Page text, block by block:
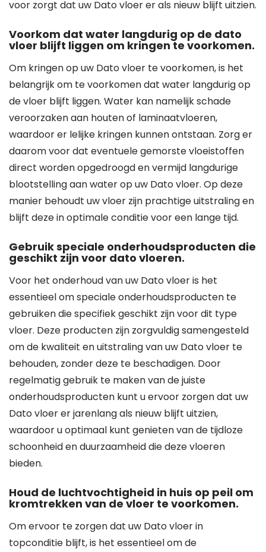
voor zorgt dat uw Dato vloer er als nieuw blijft uitzien.
Voorkom dat water langdurig op de dato
vloer blijft liggen om kringen te voorkomen.
Om kringen op uw Dato vloer te voorkomen, is het
belangrijk om te voorkomen dat water langdurig op
de vloer blijft liggen. Water kan namelijk schade
veroorzaken aan houten of laminaatvloeren,
waardoor er lelijke kringen kunnen ontstaan. Zorg er
daarom voor dat eventuele gemorste vloeistoffen
direct worden opgedroogd en vermijd langdurige
blootstelling aan water op uw Dato vloer. Op deze
manier behoudt uw vloer zijn prachtige uitstraling en
blijft deze in optimale conditie voor een lange tijd.
Gebruik speciale onderhoudsproducten die
geschikt zijn voor dato vloeren.
Voor het onderhoud van uw Dato vloer is het
essentieel om speciale onderhoudsproducten te
gebruiken die specifiek geschikt zijn voor dit type
vloer. Deze producten zijn zorgvuldig samengesteld
om de kwaliteit en uitstraling van uw Dato vloer te
behouden, zonder deze te beschadigen. Door
regelmatig gebruik te maken van de juiste
onderhoudsproducten kunt u ervoor zorgen dat uw
Dato vloer er jarenlang als nieuw blijft uitzien,
waardoor u optimaal kunt genieten van de tijdloze
schoonheid en duurzaamheid die deze vloeren
bieden.
Houd de luchtvochtigheid in huis op peil om
kromtrekken van de vloer te voorkomen.
Om ervoor te zorgen dat uw Dato vloer in
topconditie blijft, is het essentieel om de